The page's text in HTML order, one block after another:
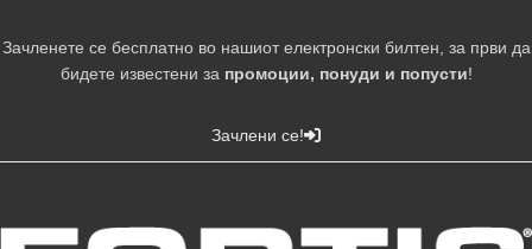
Зачленете се бесплатно во нашиот електронски билтен, за први да
бидете известени за промоции, понуди и попусти!
Зачлени се!